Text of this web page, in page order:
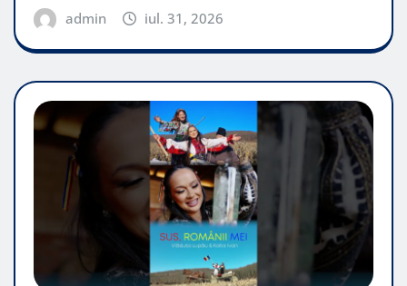
admin iul. 31, 2026